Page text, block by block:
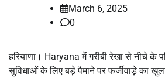
March 6, 2025
0
हरियाणा। Haryana में गरीबी रेखा से नीचे के
सुविधाओं के लिए बड़े पैमाने पर फर्जीवाड़े का